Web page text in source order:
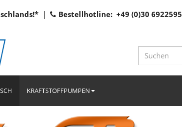
| Bestellhotline: +49 (0)30 6922595
KRAFTSTOFFPUMPEN